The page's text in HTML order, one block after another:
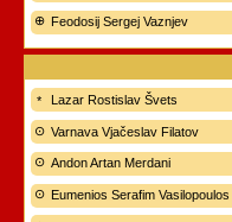
Feodosij Sergej Vaznjev
Lazar Rostislav Švets
Varnava Vjačeslav Filatov
Andon Artan Merdani
Eumenios Serafim Vasilopoulos